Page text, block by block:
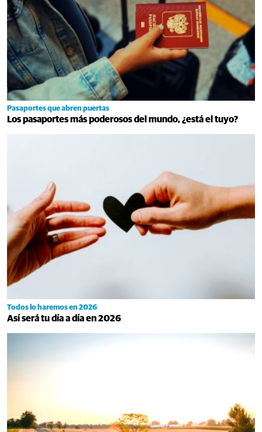
Pasaportes que abren puertas
Los pasaportes más poderosos del mundo, ¿está el tuyo?
Todos lo haremos en 2026
Así será tu día a día en 2026